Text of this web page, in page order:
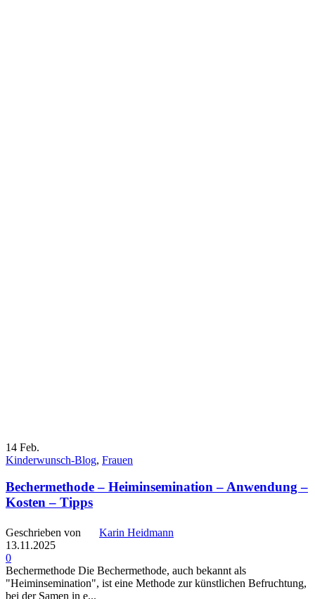
14 Feb.
Kinderwunsch-Blog, Frauen
Bechermethode – Heiminsemination – Anwendung –
Kosten – Tipps
Geschrieben von
Karin Heidmann
13.11.2025
0
Bechermethode Die Bechermethode, auch bekannt als
"Heiminsemination", ist eine Methode zur künstlichen Befruchtung,
bei der Samen in e...